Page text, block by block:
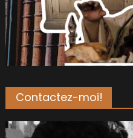
Contactez-moi!